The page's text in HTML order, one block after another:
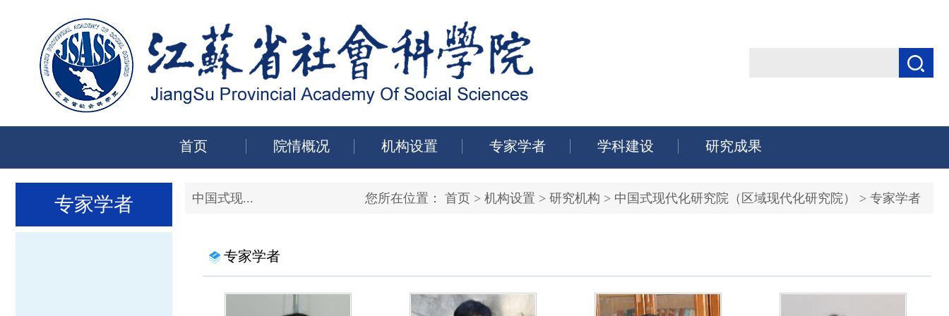
首页 院情概况 机构设置 专家学者 学科建设 研究成果
专家学者 中国式现... 您所在位置： 首页 > 机构设置 > 研究机构 > 中国式现代化研究院（区域现代化研究院） > 专家学者
专家学者